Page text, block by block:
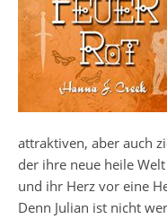
attraktiven, aber auch
der ihre neue heile
und ihr Herz vor eine
Denn Julian ist nicht